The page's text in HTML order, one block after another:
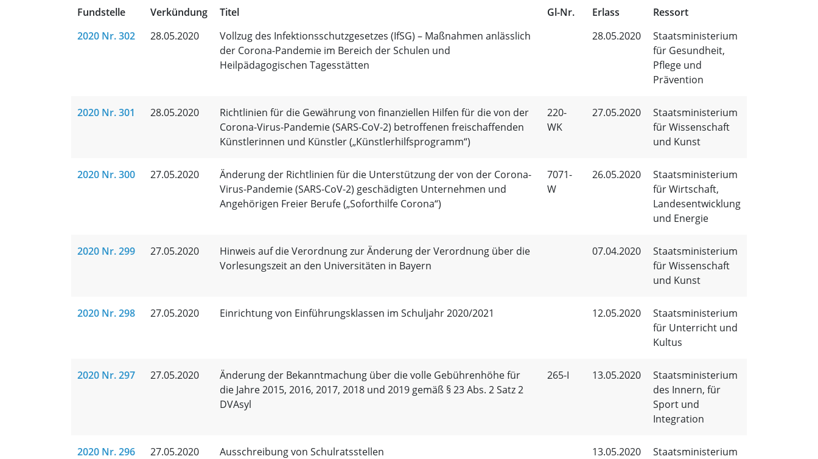
Fundstelle Verkündung Titel Gl-Nr. Erlass
Ressort
2020 Nr. 302
28.05.2020
Vollzug des Infektionsschutzgesetzes (IfSG) – Maßnahmen anlässlich
der Corona-Pandemie im Bereich der Schulen und
Heilpädagogischen Tagesstätten
28.05.2020
Staatsministerium
für Gesundheit,
Pflege und
Prävention
2020 Nr. 301 28.05.2020
Richtlinien für die Gewährung von finanziellen Hilfen für die von der
Corona-Virus-Pandemie (SARS-CoV-2) betroffenen freischaffenden
Künstlerinnen und Künstler („Künstlerhilfsprogramm“)
220-
WK
27.05.2020
Staatsministerium
für Wissenschaft
und Kunst
2020 Nr. 300 27.05.2020
Änderung der Richtlinien für die Unterstützung der von der Corona-
Virus-Pandemie (SARS-CoV-2) geschädigten Unternehmen und
Angehörigen Freier Berufe („Soforthilfe Corona“)
7071-
W
26.05.2020
Staatsministerium
für Wirtschaft,
Landesentwicklung
und Energie
2020 Nr. 299 27.05.2020
Hinweis auf die Verordnung zur Änderung der Verordnung über die
Vorlesungszeit an den Universitäten in Bayern
07.04.2020
Staatsministerium
für Wissenschaft
und Kunst
2020 Nr. 298 27.05.2020 Einrichtung von Einführungsklassen im Schuljahr 2020/2021 12.05.2020
Staatsministerium
für Unterricht und
Kultus
2020 Nr. 297 27.05.2020
Änderung der Bekanntmachung über die volle Gebührenhöhe für
die Jahre 2015, 2016, 2017, 2018 und 2019 gemäß § 23 Abs. 2 Satz 2
DVAsyl
265-I 13.05.2020
Staatsministerium
des Innern, für
Sport und
Integration
2020 Nr. 296 27.05.2020 Ausschreibung von Schulratsstellen 13.05.2020
Staatsministerium